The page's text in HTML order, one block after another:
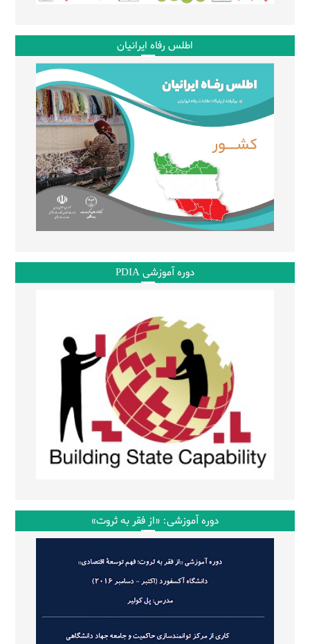
اطلس رفاه ایرانیان
دوره آموزشی PDIA
دوره آموزشی: «از فقر به ثروت»